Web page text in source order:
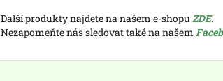
Další produkty najdete na našem e-shopu ZDE.
Nezapomeňte nás sledovat také na našem